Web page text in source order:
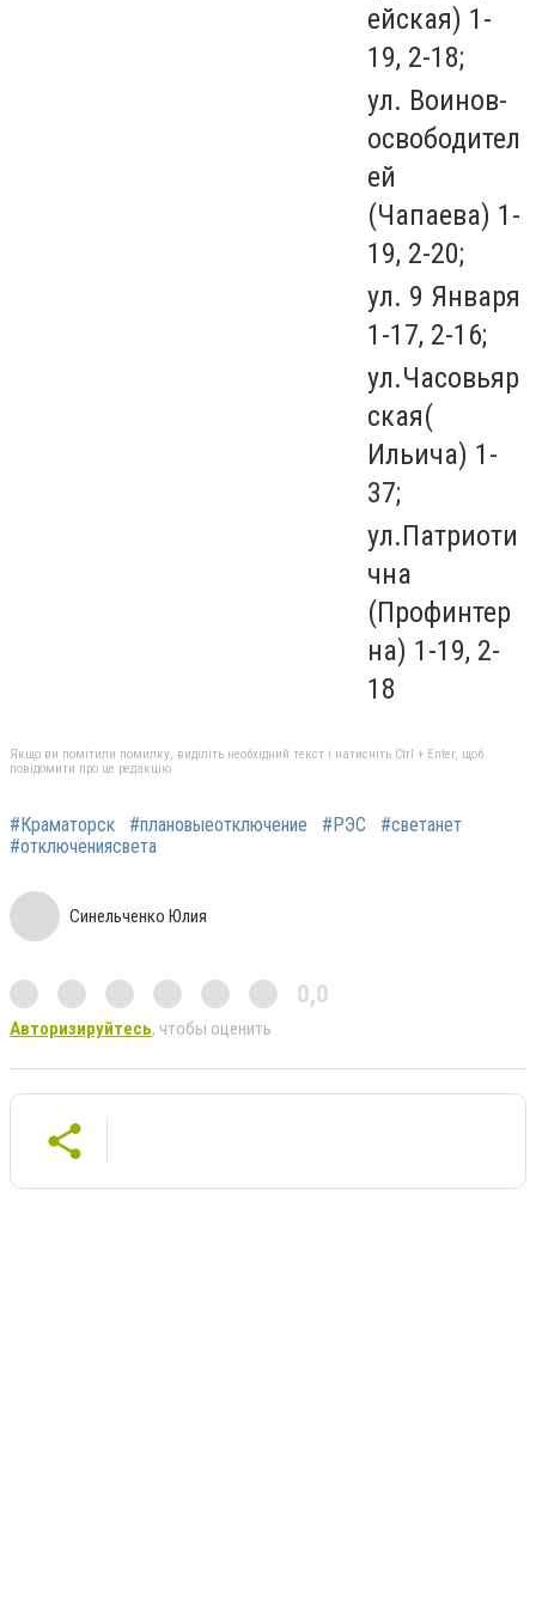
ейская) 1-
19, 2-18;
ул. Воинов-
освободител
ей
(Чапаева) 1-
19, 2-20;
ул. 9 Января
1-17, 2-16;
ул.Часовьяр
ская(
Ильича) 1-
37;
ул.Патриоти
чна
(Профинтер
на) 1-19, 2-
18
Якщо ви помітили помилку, виділіть необхідний текст і натисніть Ctrl + Enter, щоб
повідомити про це редакцію
#Краматорск #плановыеотключение #РЭС
#светанет
#отключениясвета
Синельченко Юлия
0,0
Авторизируйтесь, чтобы оценить